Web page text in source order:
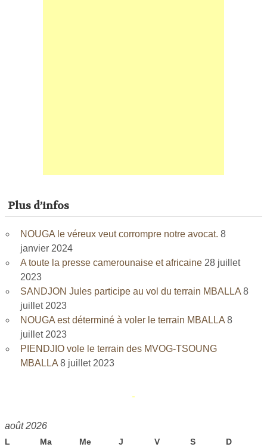
Plus d’infos
NOUGA le véreux veut corrompre notre avocat. 8
janvier 2024
A toute la presse camerounaise et africaine 28 juillet
2023
SANDJON Jules participe au vol du terrain MBALLA 8
juillet 2023
NOUGA est déterminé à voler le terrain MBALLA 8
juillet 2023
PIENDJIO vole le terrain des MVOG-TSOUNG
MBALLA 8 juillet 2023
août 2026
L Ma Me J V S D